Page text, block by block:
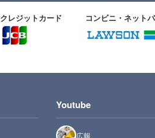
クレジットカード コンビニ・ネット
Youtube
広報